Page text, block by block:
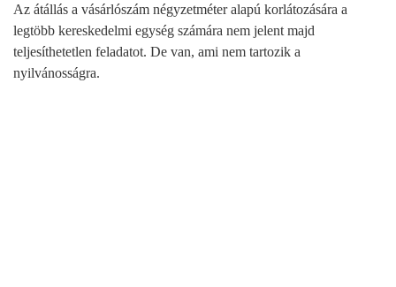
Az átállás a vásárlószám négyzetméter alapú korlátozására a
legtöbb kereskedelmi egység számára nem jelent majd
teljesíthetetlen feladatot. De van, ami nem tartozik a
nyilvánosságra.